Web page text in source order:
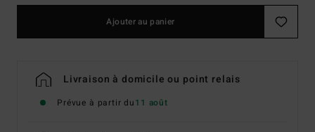
Ajouter au panier
Livraison à domicile ou point relais
Prévue à partir du11 août